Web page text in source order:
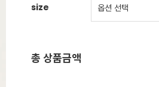
size
총 상품금액